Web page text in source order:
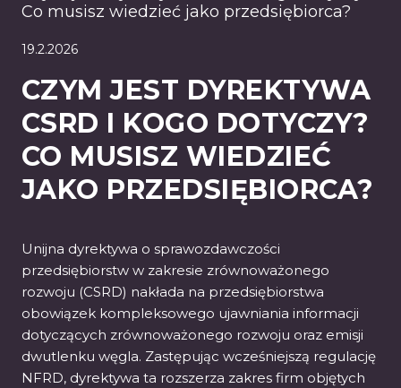
Co musisz wiedzieć jako przedsiębiorca?
19.2.2026
CZYM JEST DYREKTYWA
CSRD I KOGO DOTYCZY?
CO MUSISZ WIEDZIEĆ
JAKO PRZEDSIĘBIORCA?
Unijna dyrektywa o sprawozdawczości
przedsiębiorstw w zakresie zrównoważonego
rozwoju (CSRD) nakłada na przedsiębiorstwa
obowiązek kompleksowego ujawniania informacji
dotyczących zrównoważonego rozwoju oraz emisji
dwutlenku węgla. Zastępując wcześniejszą regulację
NFRD, dyrektywa ta rozszerza zakres firm objętych